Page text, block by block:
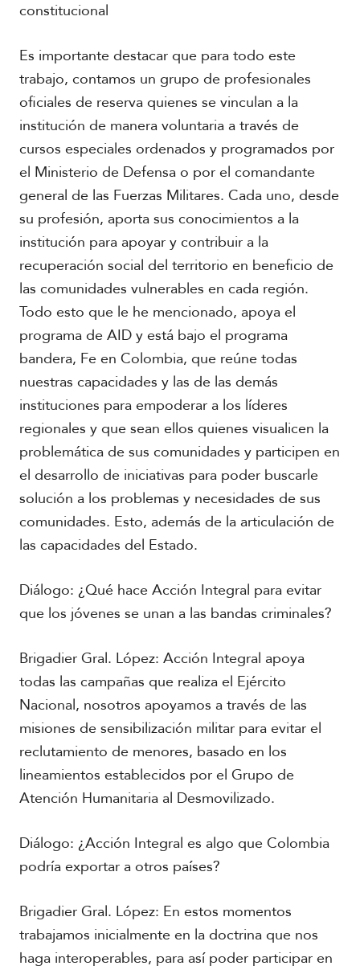
constitucional
Es importante destacar que para todo este
trabajo, contamos un grupo de profesionales
oficiales de reserva quienes se vinculan a la
institución de manera voluntaria a través de
cursos especiales ordenados y programados por
el Ministerio de Defensa o por el comandante
general de las Fuerzas Militares. Cada uno, desde
su profesión, aporta sus conocimientos a la
institución para apoyar y contribuir a la
recuperación social del territorio en beneficio de
las comunidades vulnerables en cada región.
Todo esto que le he mencionado, apoya el
programa de AID y está bajo el programa
bandera, Fe en Colombia, que reúne todas
nuestras capacidades y las de las demás
instituciones para empoderar a los líderes
regionales y que sean ellos quienes visualicen la
problemática de sus comunidades y participen en
el desarrollo de iniciativas para poder buscarle
solución a los problemas y necesidades de sus
comunidades. Esto, además de la articulación de
las capacidades del Estado.
Diálogo: ¿Qué hace Acción Integral para evitar
que los jóvenes se unan a las bandas criminales?
Brigadier Gral. López: Acción Integral apoya
todas las campañas que realiza el Ejército
Nacional, nosotros apoyamos a través de las
misiones de sensibilización militar para evitar el
reclutamiento de menores, basado en los
lineamientos establecidos por el Grupo de
Atención Humanitaria al Desmovilizado.
Diálogo: ¿Acción Integral es algo que Colombia
podría exportar a otros países?
Brigadier Gral. López: En estos momentos
trabajamos inicialmente en la doctrina que nos
haga interoperables, para así poder participar en